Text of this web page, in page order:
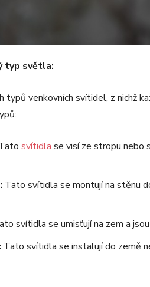
typ světla:
typů venkovních svítidel, z nichž
svítidla se visí ze stropu nebo
Tato svítidla se montují na stěnu
svítidla se umisťují na zem a
Tato svítidla se instalují do země